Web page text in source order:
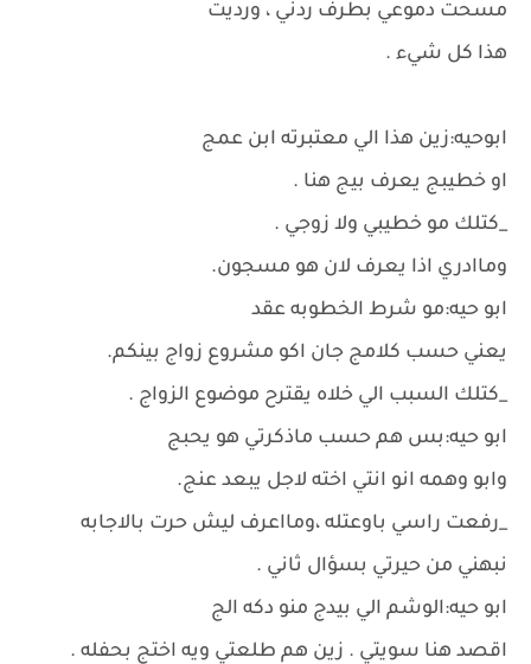
مسحت دموعي بطرف ردني ، ورديت
هذا كل شيء .
ابوحيه:زين هذا الي معتبرته ابن عمج
او خطيبج يعرف بيج هنا .
_كتلك مو خطيبي ولا زوجي .
وماادري اذا يعرف لان هو مسجون.
ابو حيه:مو شرط الخطوبه عقد
يعني حسب كلامج جان اكو مشروع زواج بينكم.
_كتلك السبب الي خلاه يقترح موضوع الزواج .
ابو حيه:بس هم حسب ماذكرتي هو يحبج
وابو وهمه انو انتي اخته لاجل يبعد عنج.
_رفعت راسي باوعتله ،ومااعرف ليش حرت بالاجابه
نبهني من حيرتي بسؤال ثاني .
ابو حيه:الوشم الي بيدج منو دكه الج
اقصد هنا سويتي . زين هم طلعتي ويه اختج بحفله .